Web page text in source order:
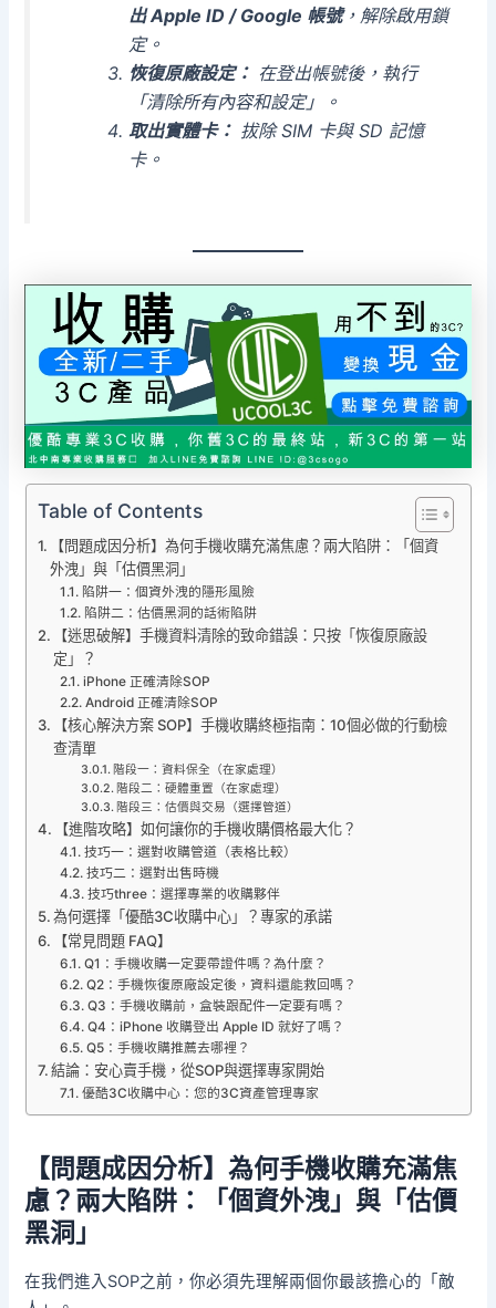
出 Apple ID / Google 帳號，解除啟用鎖
定。
恢復原廠設定： 在登出帳號後，執行
「清除所有內容和設定」。
取出實體卡： 拔除 SIM 卡與 SD 記憶
卡。
Table of Contents
【問題成因分析】為何手機收購充滿焦慮？兩大陷阱：「個資
外洩」與「估價黑洞」
陷阱一：個資外洩的隱形風險
陷阱二：估價黑洞的話術陷阱
【迷思破解】手機資料清除的致命錯誤：只按「恢復原廠設
定」？
iPhone 正確清除SOP
Android 正確清除SOP
【核心解決方案 SOP】手機收購終極指南：10個必做的行動檢
查清單
階段一：資料保全（在家處理）
階段二：硬體重置（在家處理）
階段三：估價與交易（選擇管道）
【進階攻略】如何讓你的手機收購價格最大化？
技巧一：選對收購管道（表格比較）
技巧二：選對出售時機
技巧three：選擇專業的收購夥伴
為何選擇「優酷3C收購中心」？專家的承諾
【常見問題 FAQ】
Q1：手機收購一定要帶證件嗎？為什麼？
Q2：手機恢復原廠設定後，資料還能救回嗎？
Q3：手機收購前，盒裝跟配件一定要有嗎？
Q4：iPhone 收購登出 Apple ID 就好了嗎？
Q5：手機收購推薦去哪裡？
結論：安心賣手機，從SOP與選擇專家開始
優酷3C收購中心：您的3C資產管理專家
【問題成因分析】為何手機收購充滿焦
慮？兩大陷阱：「個資外洩」與「估價
黑洞」
在我們進入SOP之前，你必須先理解兩個你最該擔心的「敵